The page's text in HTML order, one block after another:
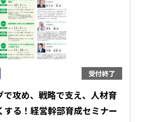
受付終了
で攻め、戦略で支え、人材育
する！経営幹部育成セミナー